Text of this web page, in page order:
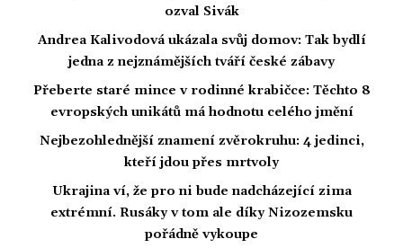
ozval Sivák
Andrea Kalivodová ukázala svůj domov: Tak bydlí
jedna z nejznámějších tváří české zábavy
Přeberte staré mince v rodinné krabičce: Těchto 8
evropských unikátů má hodnotu celého jmění
Nejbezohlednější znamení zvěrokruhu: 4 jedinci,
kteří jdou přes mrtvoly
Ukrajina ví, že pro ni bude nadcházející zima
extrémní. Rusáky v tom ale díky Nizozemsku
pořádně vykoupe